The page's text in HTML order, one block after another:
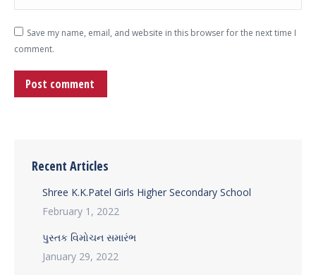
Save my name, email, and website in this browser for the next time I
comment.
Post comment
Recent Articles
Shree K.K.Patel Girls Higher Secondary School
February 1, 2022
પુસ્તક વિમોચન સમારંભ
January 29, 2022